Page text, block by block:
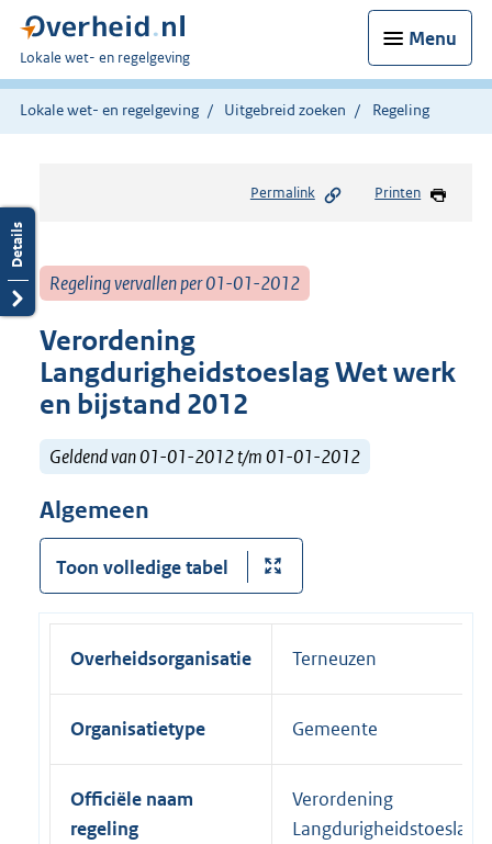
Menu
U
bent
hier:
Lokale wet- en regelgeving
Lokale wet- en regelgeving Uitgebreid zoeken Regeling
Permalink Printen
Regeling vervallen per 01-01-2012
Verordening
Langdurigheidstoeslag Wet werk
en bijstand 2012
Geldend van 01-01-2012 t/m 01-01-2012
Algemeen
Toon volledige tabel
Overheidsorganisatie Terneuzen
Organisatietype Gemeente
Officiële naam
regeling
Verordening
Langdurigheidstoeslag